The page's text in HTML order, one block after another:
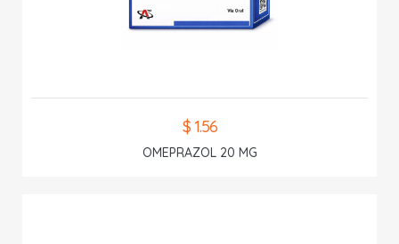
$ 1.56
OMEPRAZOL 20 MG